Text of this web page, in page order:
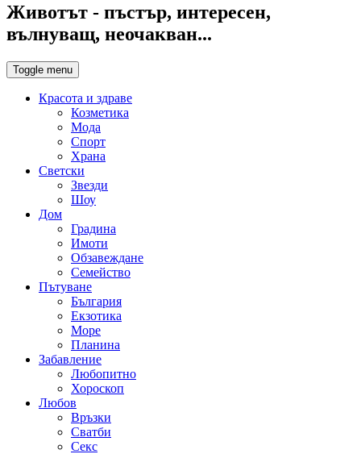
Животът - пъстър, интересен,
вълнуващ, неочакван...
Toggle menu
Красота и здраве
Козметика
Мода
Спорт
Храна
Светски
Звезди
Шоу
Дом
Градина
Имоти
Обзавеждане
Семейство
Пътуване
България
Екзотика
Море
Планина
Забавление
Любопитно
Хороскоп
Любов
Връзки
Сватби
Секс